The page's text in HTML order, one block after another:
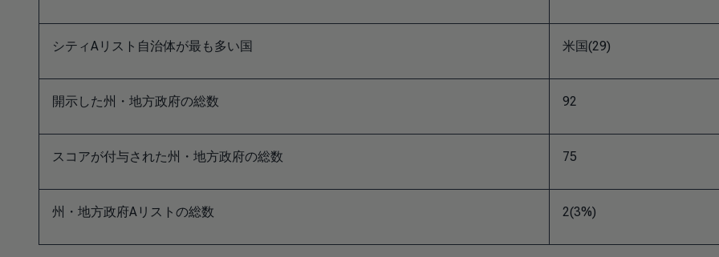
シティAリスト自治体が最も多い国 米国(29)
開示した州・地方政府の総数 92
スコアが付与された州・地方政府の総数 75
州・地方政府Aリストの総数 2(3%)